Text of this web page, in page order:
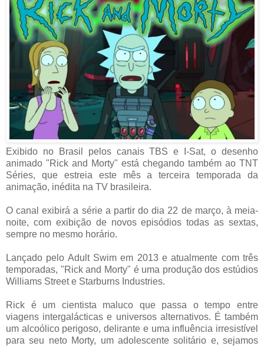
Exibido no Brasil pelos canais TBS e I-Sat, o desenho
animado "Rick and Morty" está chegando também ao TNT
Séries, que estreia este mês a terceira temporada da
animação, inédita na TV brasileira.
O canal exibirá a série a partir do dia 22 de março, à meia-
noite, com exibição de novos episódios todas as sextas,
sempre no mesmo horário.
Lançado pelo Adult Swim em 2013 e atualmente com três
temporadas, "Rick and Morty" é uma produção dos estúdios
Williams Street e Starburns Industries.
Rick é um cientista maluco que passa o tempo entre
viagens intergalácticas e universos alternativos. É também
um alcoólico perigoso, delirante e uma influência irresistível
para seu neto Morty, um adolescente solitário e, sejamos